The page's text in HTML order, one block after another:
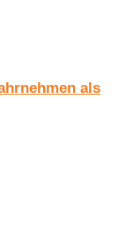
als